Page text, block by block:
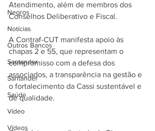
Negros
Notícias
Outros Bancos
Santander
Santander
Saúde
Vídeo
Vídeos
Atendimento, além de membros dos
Conselhos Deliberativo e Fiscal.
A Contraf-CUT manifesta apoio às
chapas 2 e 55, que representam o
compromisso com a defesa dos
associados, a transparência na gestão e
o fortalecimento da Cassi sustentável e
de qualidade.